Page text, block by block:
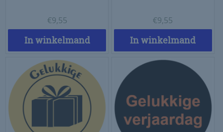
€9,55
In winkelmand
€9,55
In winkelmand